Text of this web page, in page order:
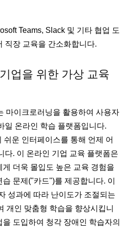
Teams, Slack 및 기타 협업 도
직장 교육을 간소화합니다.
업을 위한 가상 교육
마이크로러닝을 활용하여 사용자
일 온라인 학습 플랫폼입니다.
쉬운 인터페이스를 통해 언제 어
다. 이 온라인 기업 교육 플랫폼은
더욱 몰입도 높은 교육 경험을
문제("카드")를 제공합니다. 이
성과에 따라 난이도가 조절되는
개인 맞춤형 학습을 향상시킵니
도입하여 청각 장애인 학습자의